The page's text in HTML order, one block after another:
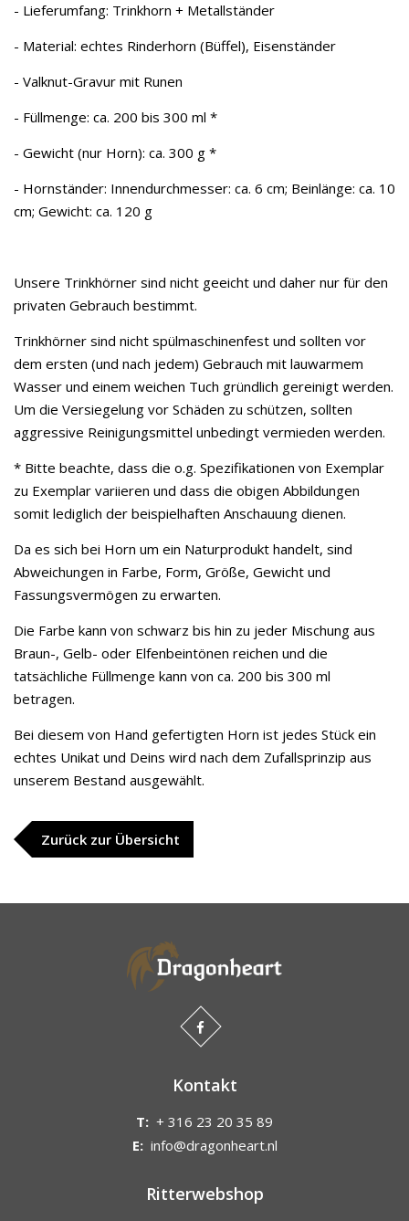
- Lieferumfang: Trinkhorn + Metallständer
- Material: echtes Rinderhorn (Büffel), Eisenständer
- Valknut-Gravur mit Runen
- Füllmenge: ca. 200 bis 300 ml *
- Gewicht (nur Horn): ca. 300 g *
- Hornständer: Innendurchmesser: ca. 6 cm; Beinlänge: ca. 10
cm; Gewicht: ca. 120 g
Unsere Trinkhörner sind nicht geeicht und daher nur für den
privaten Gebrauch bestimmt.
Trinkhörner sind nicht spülmaschinenfest und sollten vor
dem ersten (und nach jedem) Gebrauch mit lauwarmem
Wasser und einem weichen Tuch gründlich gereinigt werden.
Um die Versiegelung vor Schäden zu schützen, sollten
aggressive Reinigungsmittel unbedingt vermieden werden.
* Bitte beachte, dass die o.g. Spezifikationen von Exemplar
zu Exemplar variieren und dass die obigen Abbildungen
somit lediglich der beispielhaften Anschauung dienen.
Da es sich bei Horn um ein Naturprodukt handelt, sind
Abweichungen in Farbe, Form, Größe, Gewicht und
Fassungsvermögen zu erwarten.
Die Farbe kann von schwarz bis hin zu jeder Mischung aus
Braun-, Gelb- oder Elfenbeintönen reichen und die
tatsächliche Füllmenge kann von ca. 200 bis 300 ml
betragen.
Bei diesem von Hand gefertigten Horn ist jedes Stück ein
echtes Unikat und Deins wird nach dem Zufallsprinzip aus
unserem Bestand ausgewählt.
Zurück zur Übersicht
Kontakt
T: + 316 23 20 35 89
E: info@dragonheart.nl
Ritterwebshop